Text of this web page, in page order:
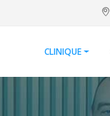
CLINIQUE